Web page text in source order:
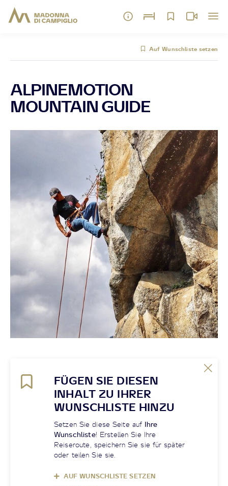
Auf Wunschliste setzen
ALPINEMOTION
MOUNTAIN GUIDE
FÜGEN SIE DIESEN
INHALT ZU IHRER
WUNSCHLISTE HINZU
Setzen Sie diese Seite auf Ihre
Wunschliste! Erstellen Sie Ihre
Reiseroute, speichern Sie sie für später
oder teilen Sie sie.
AUF WUNSCHLISTE SETZEN